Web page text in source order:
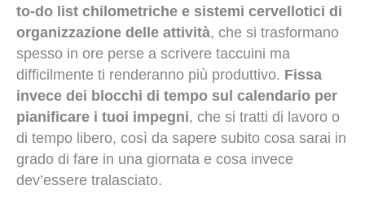
to-do list chilometriche e sistemi cervellotici di
organizzazione delle attività, che si trasformano
spesso in ore perse a scrivere taccuini ma
difficilmente ti renderanno più produttivo. Fissa
invece dei blocchi di tempo sul calendario per
pianificare i tuoi impegni, che si tratti di lavoro o
di tempo libero, così da sapere subito cosa sarai in
grado di fare in una giornata e cosa invece
dev’essere tralasciato.